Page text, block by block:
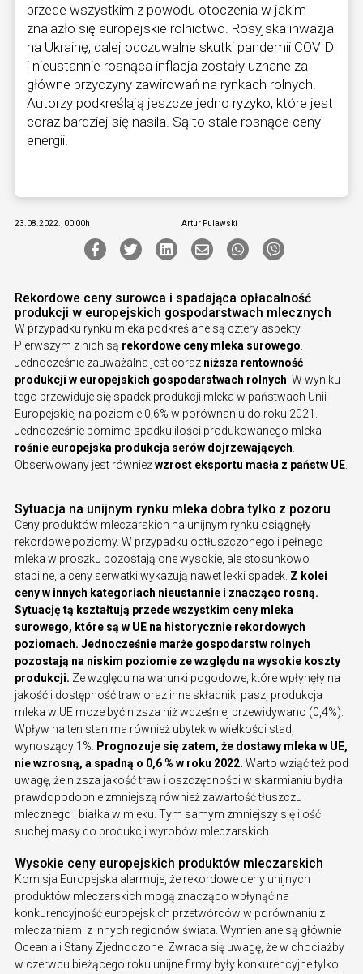
przede wszystkim z powodu otoczenia w jakim
znalazło się europejskie rolnictwo. Rosyjska inwazja
na Ukrainę, dalej odczuwalne skutki pandemii COVID
i nieustannie rosnąca inflacja zostały uznane za
główne przyczyny zawirowań na rynkach rolnych.
Autorzy podkreślają jeszcze jedno ryzyko, które jest
coraz bardziej się nasila. Są to stale rosnące ceny
energii.
23.08.2022., 00:00h Artur Pulawski
Rekordowe ceny surowca i spadająca opłacalność
produkcji w europejskich gospodarstwach mlecznych
W przypadku rynku mleka podkreślane są cztery aspekty.
Pierwszym z nich są rekordowe ceny mleka surowego.
Jednocześnie zauważalna jest coraz niższa rentowność
produkcji w europejskich gospodarstwach rolnych. W wyniku
tego przewiduje się spadek produkcji mleka w państwach Unii
Europejskiej na poziomie 0,6% w porównaniu do roku 2021.
Jednocześnie pomimo spadku ilości produkowanego mleka
rośnie europejska produkcja serów dojrzewających.
Obserwowany jest równieżwzrost eksportu masła z państw UE.
Sytuacja na unijnym rynku mleka dobra tylko z pozoru
Ceny produktów mleczarskich na unijnym rynku osiągnęły
rekordowe poziomy. W przypadku odtłuszczonego i pełnego
mleka w proszku pozostają one wysokie, ale stosunkowo
stabilne, a ceny serwatki wykazują nawet lekki spadek. Z kolei
ceny w innych kategoriach nieustannie i znacząco rosną.
Sytuację tą kształtują przede wszystkim ceny mleka
surowego, które są w UE na historycznie rekordowych
poziomach. Jednocześnie marże gospodarstw rolnych
pozostają na niskim poziomie ze względu na wysokie koszty
produkcji. Ze względu na warunki pogodowe, które wpłynęły na
jakość i dostępność traw oraz inne składniki pasz, produkcja
mleka w UE może być niższa niż wcześniej przewidywano (0,4%).
Wpływ na ten stan ma również ubytek w wielkości stad,
wynoszący 1%. Prognozuje się zatem, że dostawy mleka w UE,
nie wzrosną, a spadną o 0,6 % w roku 2022. Warto wziąć też pod
uwagę, że niższa jakość traw i oszczędności w skarmianiu bydła
prawdopodobnie zmniejszą również zawartość tłuszczu
mlecznego i białka w mleku. Tym samym zmniejszy się ilość
suchej masy do produkcji wyrobów mleczarskich.
Wysokie ceny europejskich produktów mleczarskich
Komisja Europejska alarmuje, że rekordowe ceny unijnych
produktów mleczarskich mogą znacząco wpłynąć na
konkurencyjność europejskich przetwórców w porównaniu z
mleczarniami z innych regionów świata. Wymieniane są głównie
Oceania i Stany Zjednoczone. Zwraca się uwagę, że w chociażby
w czerwcu bieżącego roku unijne firmy były konkurencyjne tylko